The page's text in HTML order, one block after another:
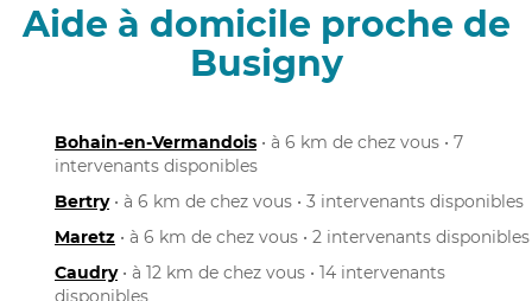
Aide à domicile proche de
Busigny
Bohain-en-Vermandois • à 6 km de chez vous • 7
intervenants disponibles
Bertry• à 6 km de chez vous • 3 intervenants disponibles
Maretz • à 6 km de chez vous • 2 intervenants disponibles
Caudry• à 12 km de chez vous • 14 intervenants
disponibles